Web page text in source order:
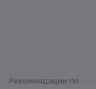
Рекомендации по